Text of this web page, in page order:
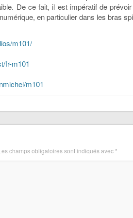
De ce fait, il est impératif de
en particulier dans les bras
m101/
fr-m101
m101
champs obligatoires sont indiqués avec*